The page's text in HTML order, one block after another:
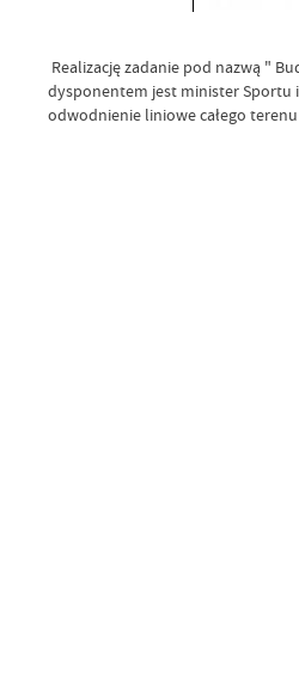
Realizację zadanie pod nazwą "
dysponentem jest minister Sportu
odwodnienie liniowe całego